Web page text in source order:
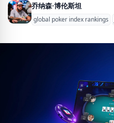
乔纳森·博伦斯坦
global poker index rankings